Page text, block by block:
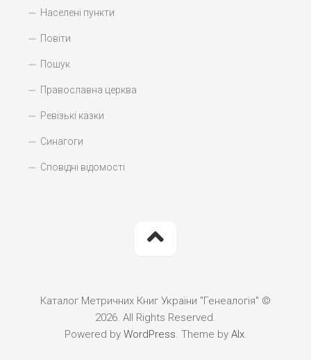
Населені пункти
Повіти
Пошук
Православна церква
Ревізькі казки
Синагоги
Сповідні відомості
Каталог Метричних Книг України "Генеалогія" ©
2026. All Rights Reserved.
Powered by WordPress. Theme by Alx.